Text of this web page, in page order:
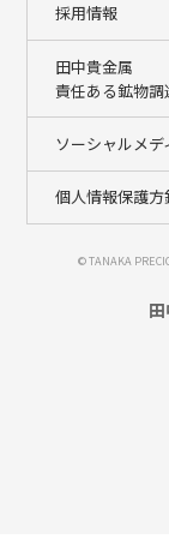
採用情報
田中貴金属
責任ある鉱物調
ソーシャルメ
個人情報保護方
© TANAKA